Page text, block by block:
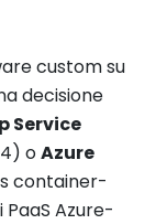
custom su
decisione
Service
oAzure
container-
Azure-